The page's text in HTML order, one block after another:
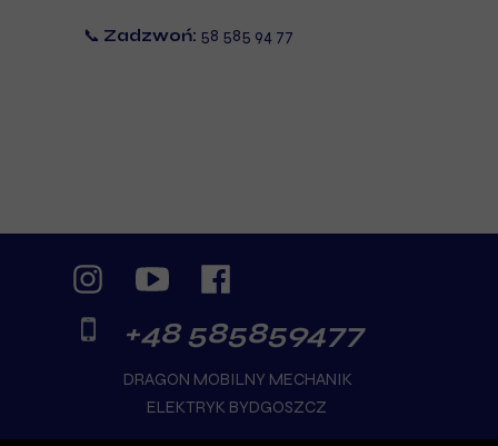
📞 Zadzwoń: 58 585 94 77
DRAGON MOBILNY MECHANIK
ELEKTRYK BYDGOSZCZ
+48 585859477